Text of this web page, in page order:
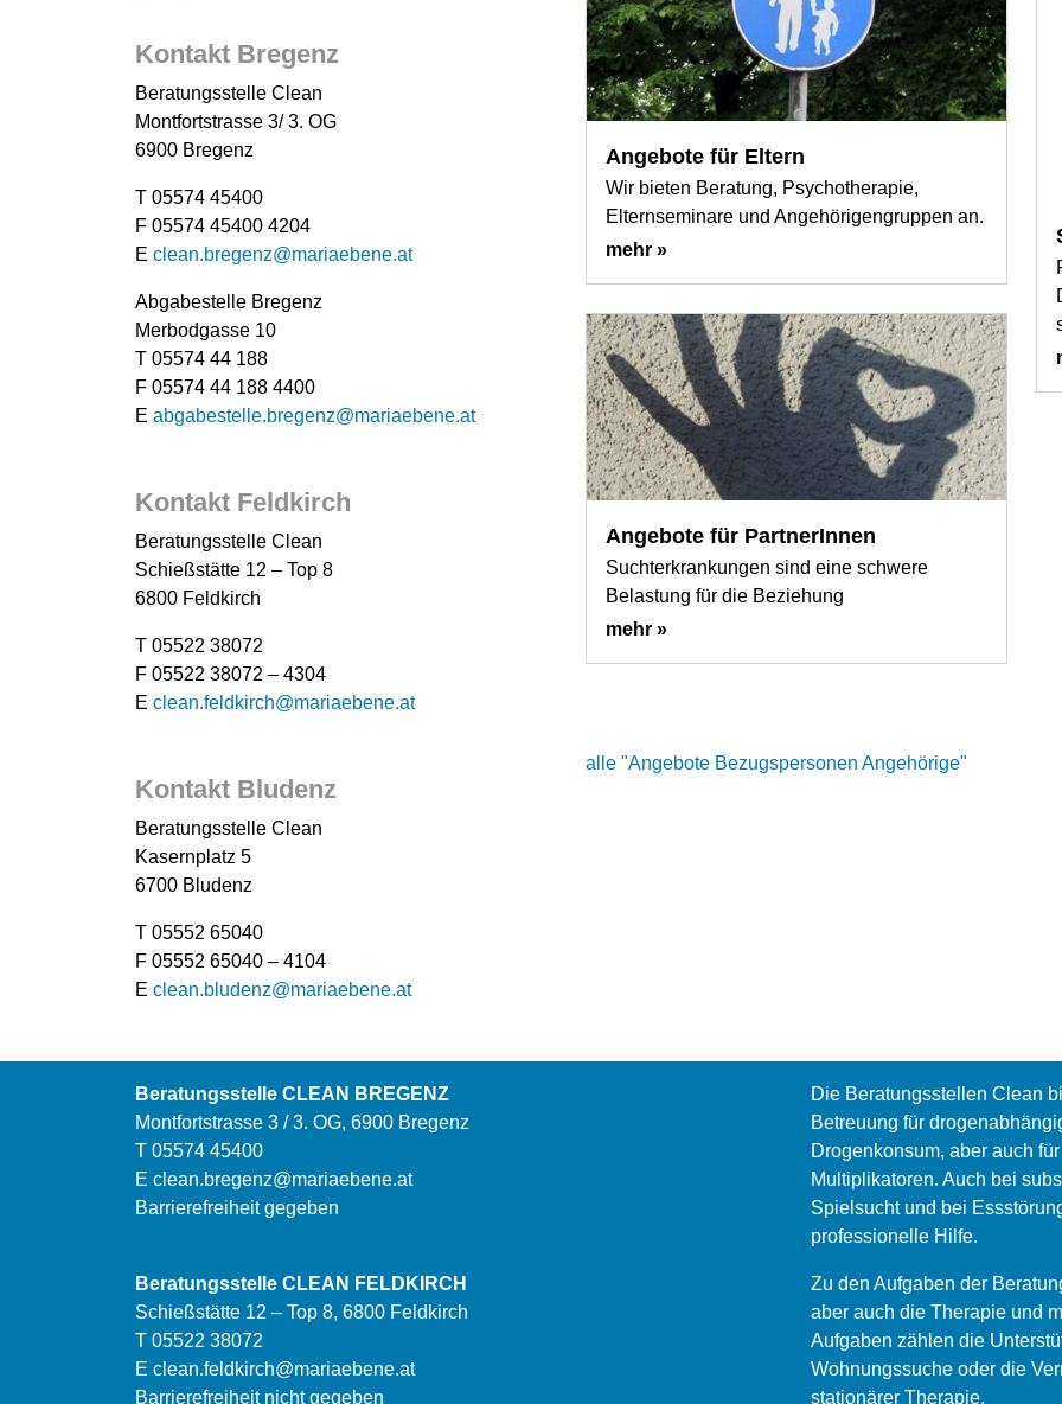
Kontakt Bregenz
Beratungsstelle Clean
Montfortstrasse 3/ 3. OG
6900 Bregenz
T 05574 45400
F 05574 45400 4204
E clean.bregenz@mariaebene.at
Abgabestelle Bregenz
Merbodgasse 10
T 05574 44 188
F 05574 44 188 4400
E abgabestelle.bregenz@mariaebene.at
Kontakt Feldkirch
Beratungsstelle Clean
Schießstätte 12 – Top 8
6800 Feldkirch
T 05522 38072
F 05522 38072 – 4304
E clean.feldkirch@mariaebene.at
Kontakt Bludenz
Beratungsstelle Clean
Kasernplatz 5
6700 Bludenz
T 05552 65040
F 05552 65040 – 4104
E clean.bludenz@mariaebene.at
Angebote für Eltern
Wir bieten Beratung, Psychotherapie,
Elternseminare und Angehörigengruppen an.
mehr »
Angebote für PartnerInnen
Suchterkrankungen sind eine schwere
Belastung für die Beziehung
mehr »
alle "Angebote Bezugspersonen Angehörige"
Beratungsstelle CLEAN BREGENZ
Montfortstrasse 3 / 3. OG, 6900 Bregenz
T 05574 45400
E clean.bregenz@mariaebene.at
Barrierefreiheit gegeben
Beratungsstelle CLEAN FELDKIRCH
Schießstätte 12 – Top 8, 6800 Feldkirch
T 05522 38072
E clean.feldkirch@mariaebene.at
Barrierefreiheit nicht gegeben
Die Beratungsstellen Clean
Betreuung für
Drogenkonsum, aber auch
Multiplikatoren. Auch bei
Spielsucht und bei
professionelle Hilfe.
Zu den Aufgaben der
aber auch die Therapie und
Aufgaben zählen die
Wohnungssuche oder die
stationärer Therapie.